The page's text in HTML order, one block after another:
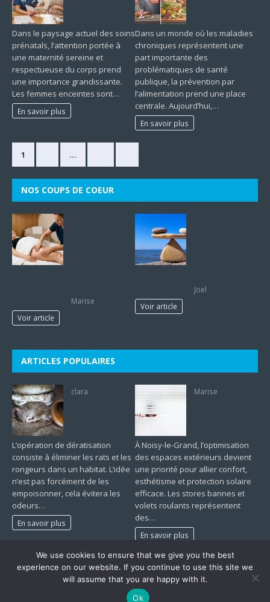
Dans le paysage actuel des soins
prénatals, l’attention portée à
une maternité sereine et
respectueuse du corps prend
une importance grandissante.
Les femmes enceintes sont…
En savoir plus
Dans un monde où les maladies
chroniques représentent une
part importante des
problématiques de santé
publique, la prévention par
l’alimentation prend une place
centrale. Aujourd’hui,…
En savoir plus
1 …
NOS COUPS DE COEUR
Marise
Voir article
Joel
Voir article
ARTICLES POPULAIRES
clara
L’opération de dératisation
consiste à éliminer les rats et les
rongeurs dans un habitat. L’idée
n’est pas forcément de les
empoisonner, cela évitera les
odeurs…
En savoir plus
Marise
À Noisy-le-Grand, l’optimisation
des espaces extérieurs devient
une priorité pour allier confort,
esthétisme et protection solaire
efficace. Les stores bannes et
volets roulants représentent
des…
En savoir plus
1 2 … 420 »
We use cookies to ensure that we give you the best
experience on our website. If you continue to use this site we
will assume that you are happy with it.
Ok